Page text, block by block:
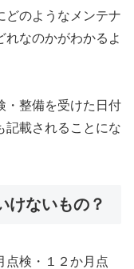
どのようなメンテナ
れなのかがわかるよ
・整備を受けた日付
記載されることにな
けないもの？
点検・１２か月点